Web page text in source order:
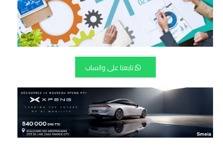
تابعنا على واتساب